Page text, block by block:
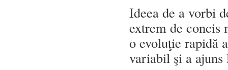
Ideea de a vorbi
extrem de concis
o evoluţie rapidă
variabil şi a